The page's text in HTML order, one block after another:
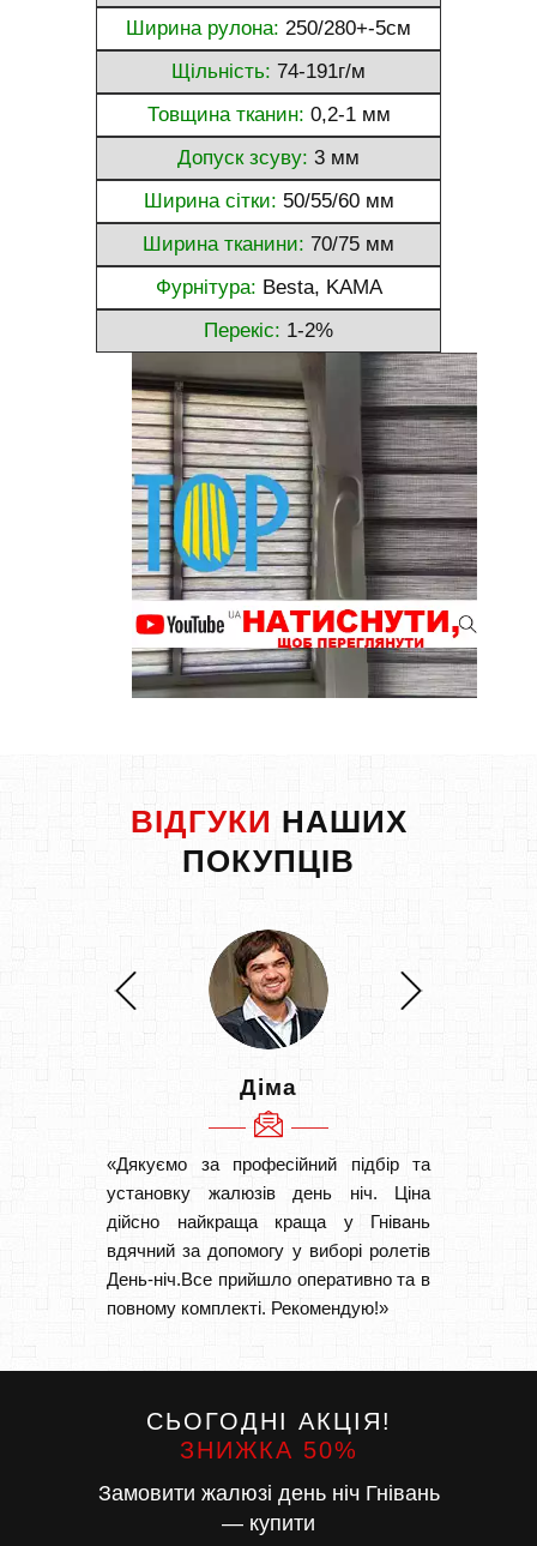
Ширина рулона: 250/280+-5см
Щільність: 74-191г/м
Товщина тканин: 0,2-1 мм
Допуск зсуву: 3 мм
Ширина сітки: 50/55/60 мм
Ширина тканини: 70/75 мм
Фурнітура: Besta, KAMA
Перекіс: 1-2%
ВІДГУКИ НАШИХ
ПОКУПЦІВ
Діма
«Дякуємо за професійний підбір та
установку жалюзів день ніч. Ціна
дійсно найкраща краща у Гнівань
вдячний за допомогу у виборі ролетів
День-ніч.Все прийшло оперативно та в
повному комплекті. Рекомендую!»
СЬОГОДНІ АКЦІЯ!
ЗНИЖКА 50%
Замовити жалюзі день ніч Гнівань
— купити